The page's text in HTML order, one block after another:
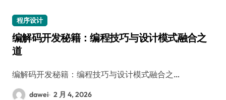
程序设计
编解码开发秘籍：编程技巧与设计模式融合之
道
编解码开发秘籍：编程技巧与设计模式融合之…
dawei 2 月 4, 2026